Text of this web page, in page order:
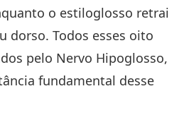
o estiloglosso retrai
dorso. Todos esses oito
pelo Nervo Hipoglosso,
fundamental desse